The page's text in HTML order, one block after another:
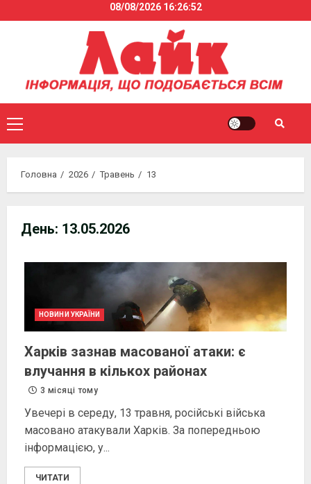
to
08/08/2026 16:26:53
Primary
Menu
Головна 2026 Травень 13
День: 13.05.2026
НОВИНИ УКРАЇНИ
Харків зазнав масованої атаки: є
влучання в кількох районах
3 місяці тому
Увечері в середу, 13 травня, російські війська
масовано атакували Харків. За попередньою
інформацією, у...
ЧИТАТИ